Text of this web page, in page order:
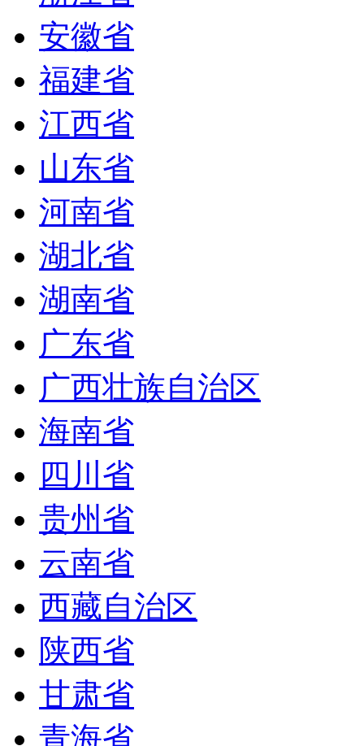
安徽省
福建省
江西省
山东省
河南省
湖北省
湖南省
广东省
广西壮族自治区
海南省
四川省
贵州省
云南省
西藏自治区
陕西省
甘肃省
青海省